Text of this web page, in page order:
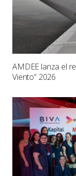
AMDEE lanza el
Viento” 2026